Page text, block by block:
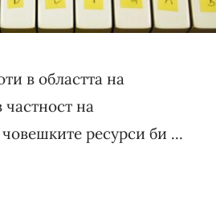
в областта на
на
ресурси би ...